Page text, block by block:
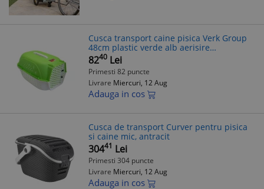
Cusca transport caine pisica Verk Group
48cm plastic verde alb aerisire
confortabila
8240 Lei
Primesti 82 puncte
Livrare Miercuri, 12 Aug
Adauga in cos
Cusca de transport Curver pentru pisica
si caine mic, antracit
30441 Lei
Primesti 304 puncte
Livrare Miercuri, 12 Aug
Adauga in cos